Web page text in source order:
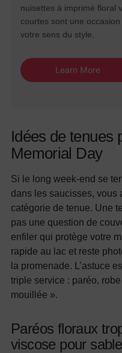
nuisettes à imprimé floral
courtes sont une
votre sens du style.
Learn More
Idées de tenues
Memorial Day
Si le long week-end se
dans les saucisses, vous
catégorie de tenue. Une
pas une question de
enfiler qui protège votre
rapide au lac et reste
la promenade. L’astuce
triple service : paréo,
mouillée ».
Paréos floraux
viscose pour